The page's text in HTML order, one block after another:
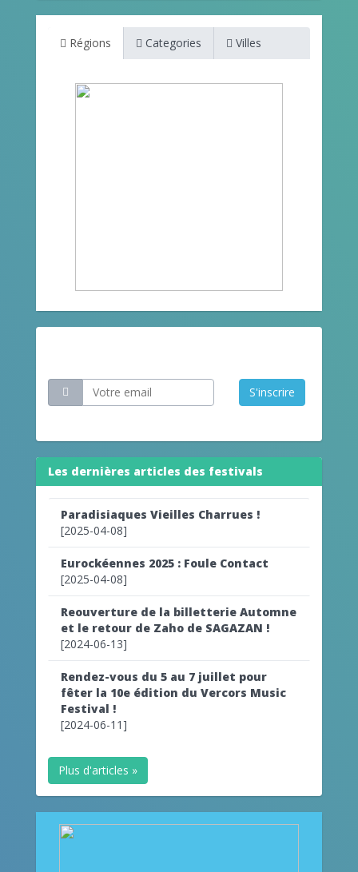
Régions Categories Villes
S'inscrire
Les dernières articles des festivals
Paradisiaques Vieilles Charrues !
[2025-04-08]
Eurockéennes 2025 : Foule Contact
[2025-04-08]
Reouverture de la billetterie Automne
et le retour de Zaho de SAGAZAN !
[2024-06-13]
Rendez-vous du 5 au 7 juillet pour
fêter la 10e édition du Vercors Music
Festival !
[2024-06-11]
Plus d'articles »